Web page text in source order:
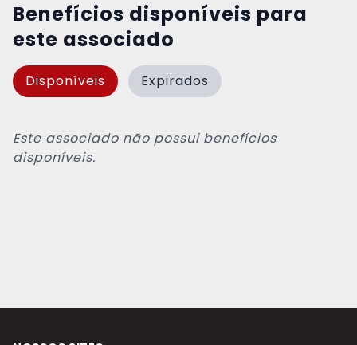
Benefícios disponíveis para
este associado
Disponíveis Expirados
Este associado não possui benefícios
disponíveis.